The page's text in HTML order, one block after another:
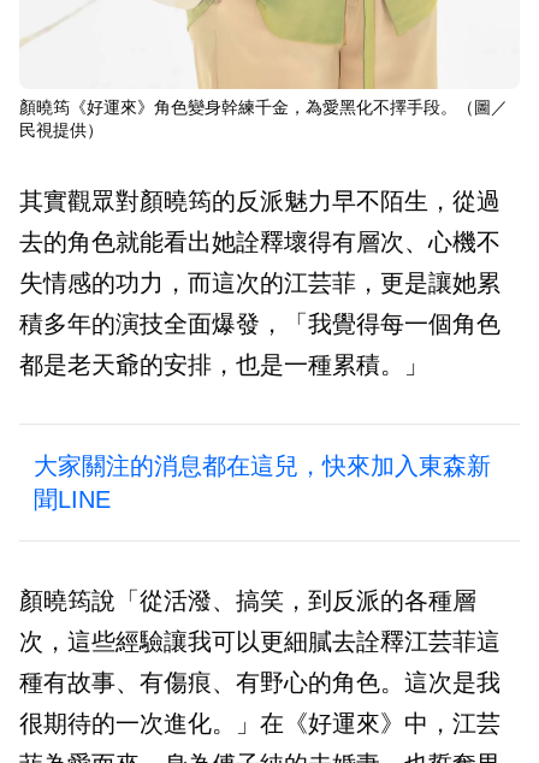
顏曉筠《好運來》角色變身幹練千金，為愛黑化不擇手段。（圖／
民視提供）
其實觀眾對顏曉筠的反派魅力早不陌生，從過
去的角色就能看出她詮釋壞得有層次、心機不
失情感的功力，而這次的江芸菲，更是讓她累
積多年的演技全面爆發，「我覺得每一個角色
都是老天爺的安排，也是一種累積。」
大家關注的消息都在這兒，快來加入東森新
聞LINE
顏曉筠說「從活潑、搞笑，到反派的各種層
次，這些經驗讓我可以更細膩去詮釋江芸菲這
種有故事、有傷痕、有野心的角色。這次是我
很期待的一次進化。」在《好運來》中，江芸